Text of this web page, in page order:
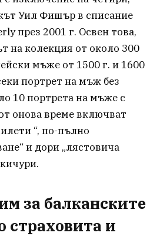
Уил Фишър в списание
през 2001 г. Освен това,
на колекция от около 300
мъже от 1500 г. и 1600
портрет на мъж без
10 портрета на мъже с
онова време включват
“, по-пълно
и дори „лястовича
за балканските
страховита и